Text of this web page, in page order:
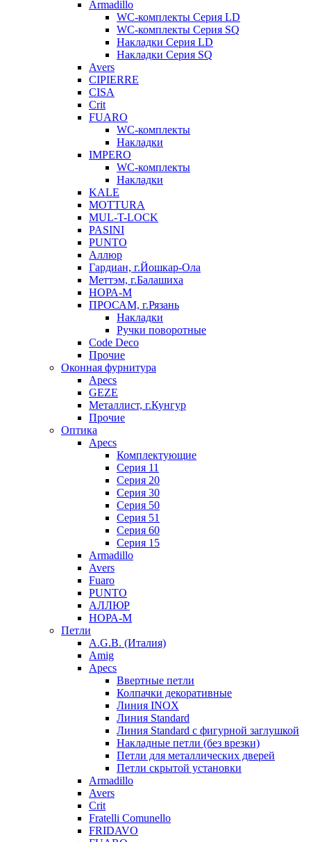
Armadillo
WC-комплекты Серия LD
WC-комплекты Серия SQ
Накладки Серия LD
Накладки Серия SQ
Avers
CIPIERRE
CISA
Crit
FUARO
WC-комплекты
Накладки
IMPERO
WC-комплекты
Накладки
KALE
MOTTURA
MUL-T-LOCK
PASINI
PUNTO
Аллюр
Гардиан, г.Йошкар-Ола
Меттэм, г.Балашиха
НОРА-М
ПРОСАМ, г.Рязань
Накладки
Ручки поворотные
Code Deco
Прочие
Оконная фурнитура
Apecs
GEZE
Металлист, г.Кунгур
Прочие
Оптика
Apecs
Комплектующие
Серия 11
Серия 20
Серия 30
Серия 50
Серия 51
Серия 60
Серия 15
Armadillo
Avers
Fuaro
PUNTO
АЛЛЮР
НОРА-М
Петли
A.G.B. (Италия)
Amig
Apecs
Ввертные петли
Колпачки декоративные
Линия INOX
Линия Standard
Линия Standard с фигурной заглушкой
Накладные петли (без врезки)
Петли для металлических дверей
Петли скрытой установки
Armadillo
Avers
Crit
Fratelli Comunello
FRIDAVO